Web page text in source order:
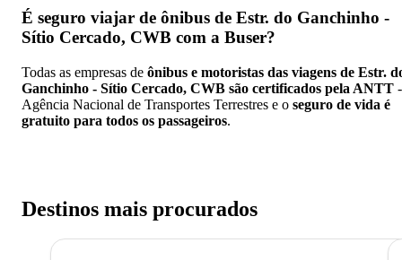
É seguro viajar de ônibus de Estr. do Ganchinho -
Sítio Cercado, CWB com a Buser?
Todas as empresas de ônibus e motoristas das viagens de Estr.
Ganchinho - Sítio Cercado, CWB são certificados pela ANTT -
Agência Nacional de Transportes Terrestres e o seguro de vida é
gratuito para todos os passageiros.
Destinos mais procurados